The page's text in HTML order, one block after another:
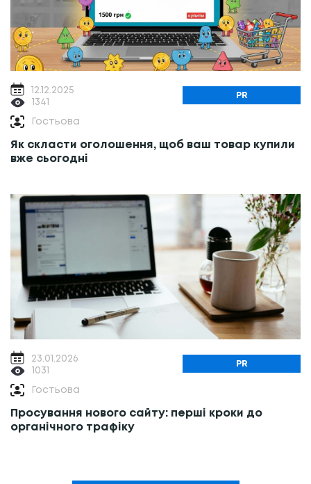
12.12.2025
1341
PR
Гостьова
Як скласти оголошення, щоб ваш товар купили
вже сьогодні
23.01.2026
1031
PR
Гостьова
Просування нового сайту: перші кроки до
органічного трафіку